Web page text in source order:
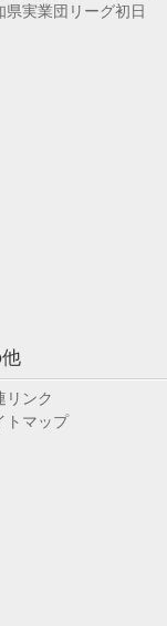
県実業団リーグ初日
リンク
トマップ